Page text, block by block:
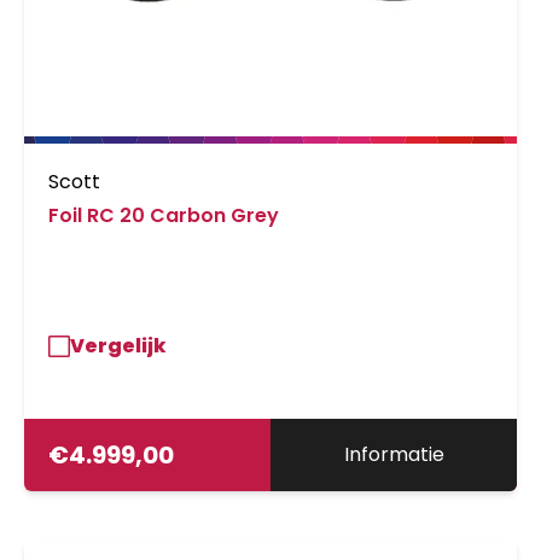
Scott
Foil RC 20 Carbon Grey
Vergelijk
€4.999,00 Informatie